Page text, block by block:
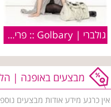
גולברי | Golbary :: פריטים מקולקציית חורף 2010/11
מבצעים באופנה |
אין כרגע מידע אודות מבצעים